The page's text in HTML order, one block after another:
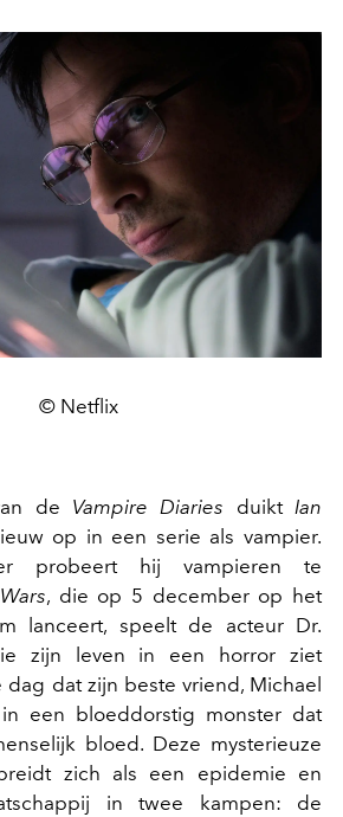
© Netflix
de Vampire Diaries duikt Ian
op in een serie als vampier.
probeert hij vampieren te
, die op 5 december op het
lanceert, speelt de acteur Dr.
zijn leven in een horror ziet
dat zijn beste vriend, Michael
in een bloeddorstig monster dat
bloed. Deze mysterieuze
zich als een epidemie en
in twee kampen: de